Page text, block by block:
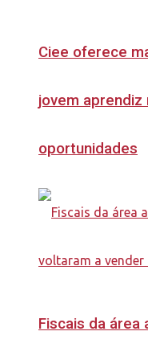
Ciee oferece
jovem aprendiz
oportunidades
Fiscais da área